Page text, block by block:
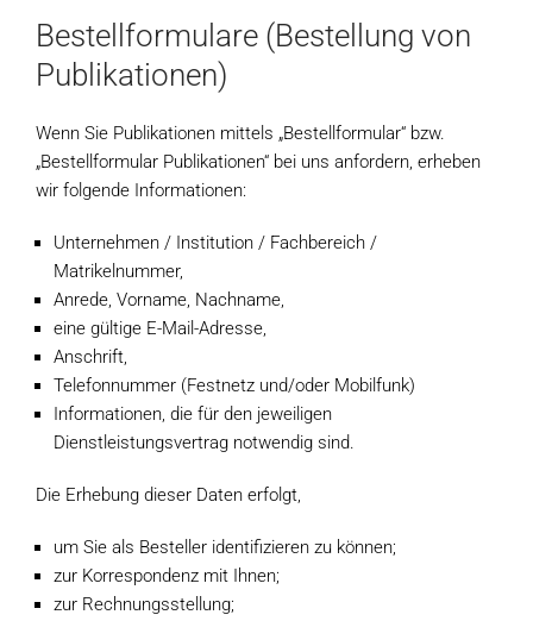
Bestellformulare (Bestellung von
Publikationen)
Wenn Sie Publikationen mittels „Bestellformular“ bzw.
„Bestellformular Publikationen“ bei uns anfordern, erheben
wir folgende Informationen:
Unternehmen / Institution / Fachbereich /
Matrikelnummer,
Anrede, Vorname, Nachname,
eine gültige E-Mail-Adresse,
Anschrift,
Telefonnummer (Festnetz und/oder Mobilfunk)
Informationen, die für den jeweiligen
Dienstleistungsvertrag notwendig sind.
Die Erhebung dieser Daten erfolgt,
um Sie als Besteller identifizieren zu können;
zur Korrespondenz mit Ihnen;
zur Rechnungsstellung;